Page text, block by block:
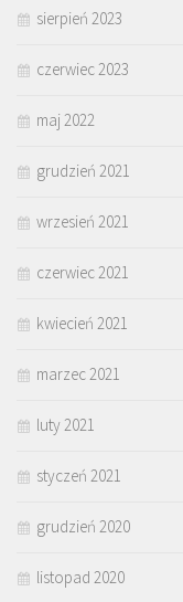
sierpień 2023
czerwiec 2023
maj 2022
grudzień 2021
wrzesień 2021
czerwiec 2021
kwiecień 2021
marzec 2021
luty 2021
styczeń 2021
grudzień 2020
listopad 2020